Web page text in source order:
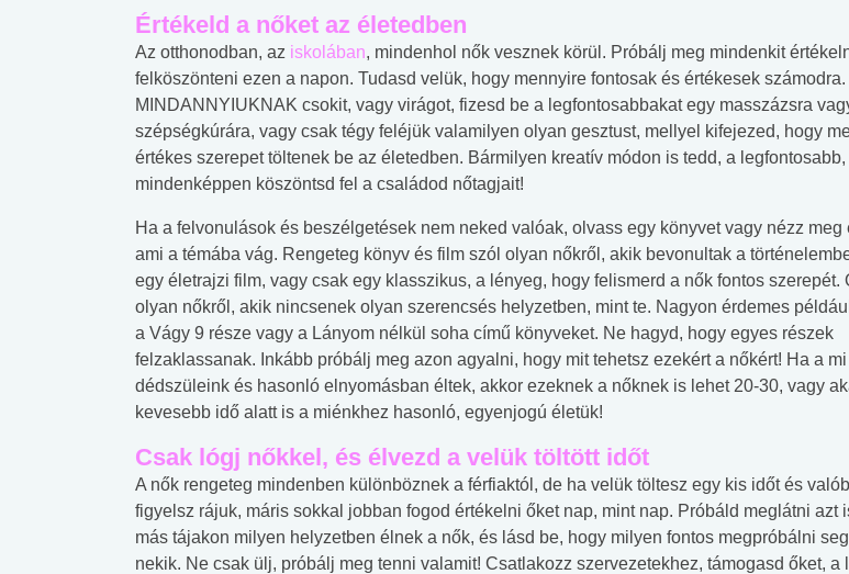
Értékeld a nőket az életedben
Az otthonodban, az iskolában, mindenhol nők vesznek körül. Próbálj meg mindenkit
felköszönteni ezen a napon. Tudasd velük, hogy mennyire fontosak és értékesek számodra.
MINDANNYIUKNAK csokit, vagy virágot, fizesd be a legfontosabbakat egy masszázsra
szépségkúrára, vagy csak tégy feléjük valamilyen olyan gesztust, mellyel kifejezed, hogy
értékes szerepet töltenek be az életedben. Bármilyen kreatív módon is tedd, a
mindenképpen köszöntsd fel a családod nőtagjait!
Ha a felvonulások és beszélgetések nem neked valóak, olvass egy könyvet vagy nézz meg
ami a témába vág. Rengeteg könyv és film szól olyan nőkről, akik bevonultak a
egy életrajzi film, vagy csak egy klasszikus, a lényeg, hogy felismerd a nők fontos szerepét.
olyan nőkről, akik nincsenek olyan szerencsés helyzetben, mint te. Nagyon érdemes
a Vágy 9 része vagy a Lányom nélkül soha című könyveket. Ne hagyd, hogy egyes részek
felzaklassanak. Inkább próbálj meg azon agyalni, hogy mit tehetsz ezekért a nőkért! Ha a
dédszüleink és hasonló elnyomásban éltek, akkor ezeknek a nőknek is lehet 20-30, vagy
kevesebb idő alatt is a miénkhez hasonló, egyenjogú életük!
Csak lógj nőkkel, és élvezd a velük töltött időt
A nők rengeteg mindenben különböznek a férfiaktól, de ha velük töltesz egy kis időt és
figyelsz rájuk, máris sokkal jobban fogod értékelni őket nap, mint nap. Próbáld meglátni azt
más tájakon milyen helyzetben élnek a nők, és lásd be, hogy milyen fontos megpróbálni
nekik. Ne csak ülj, próbálj meg tenni valamit! Csatlakozz szervezetekhez, támogasd őket, a